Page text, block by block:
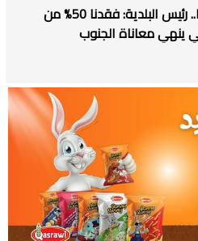
أزمة مياه خانقة تضرب دورا.. رئيس البلدية: فقدنا 50% من
ينهي معاناة الجنوب